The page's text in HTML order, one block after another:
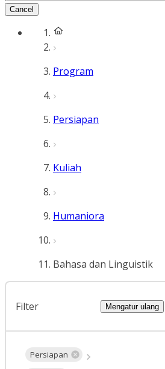
Cancel
Program
Persiapan
Kuliah
Humaniora
Bahasa dan Linguistik
Filter Mengatur ulang
Persiapan